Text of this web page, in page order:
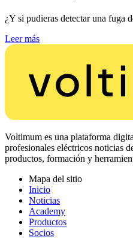
¿Y si pudieras detectar una fuga
Leer más
Voltimum es una plataforma
profesionales eléctricos noticias
productos, formación y
Mapa del sitio
Inicio
Noticias
Academy
Productos
Socios